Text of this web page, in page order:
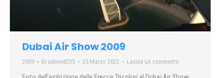
Dubai Air Show 2009
2009 Di admin8235 25 Marzo 2022 Lascia un commento